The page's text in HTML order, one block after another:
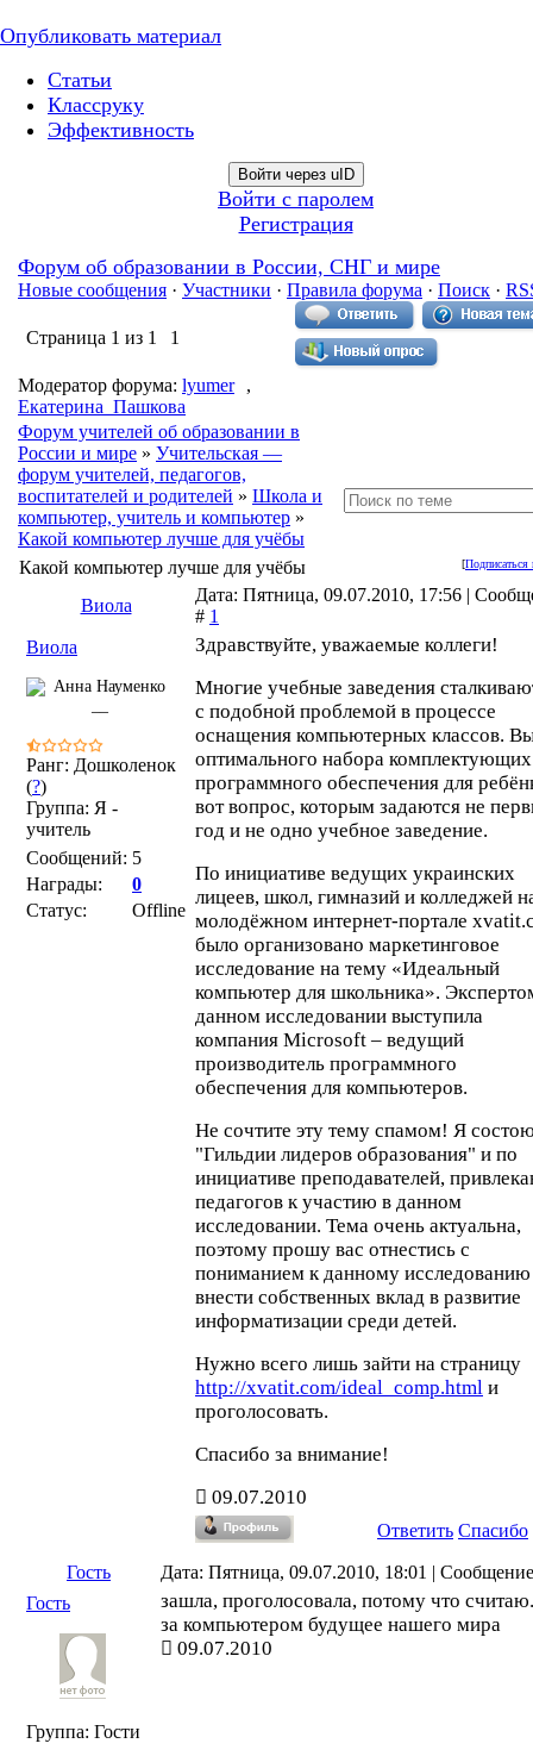
Опубликовать материал
Статьи
Классруку
Эффективность
Войти через uID
Войти с паролем
Регистрация
Форум об образовании в России, СНГ и мире
Новые сообщения · Участники · Правила форума · Поиск ·
Страница 1 из 1 1
Модератор форума: lyumer
,
Екатерина_Пашкова
Форум учителей об образовании в
России и мире » Учительская —
форум учителей, педагогов,
воспитателей и родителей » Школа и
компьютер, учитель и компьютер »
Какой компьютер лучше для учёбы
[Подписаться
Какой компьютер лучше для учёбы
Виола
Дата: Пятница, 09.07.2010, 17:56 |
# 1
Виола
Ранг: Дошколенок
(?)
Группа: Я -
учитель
Сообщений: 5
Награды:
0
Статус:
Offline
Здравствуйте, уважаемые коллеги!
Многие учебные заведения
с подобной проблемой в процессе
оснащения компьютерных классов.
оптимального набора
программного обеспечения для
вот вопрос, которым задаются не
год и не одно учебное заведение.
По инициативе ведущих украинских
лицеев, школ, гимназий и колледжей
молодёжном интернет-портале
было организовано маркетинговое
исследование на тему «Идеальный
компьютер для школьника».
данном исследовании выступила
компания Microsoft – ведущий
производитель программного
обеспечения для компьютеров.
Не сочтите эту тему спамом! Я
"Гильдии лидеров образования" и по
инициативе преподавателей,
педагогов к участию в данном
исследовании. Тема очень актуальна,
поэтому прошу вас отнестись с
пониманием к данному
внести собственных вклад в развитие
информатизации среди детей.
Нужно всего лишь зайти на страницу
http://xvatit.com/ideal_comp.html и
проголосовать.
Спасибо за внимание!
09.07.2010
Ответить Спасибо
Гость
Дата: Пятница, 09.07.2010, 18:01 |
Гость
Группа: Гости
зашла, проголосовала, потому что
за компьютером будущее нашего мира
09.07.2010